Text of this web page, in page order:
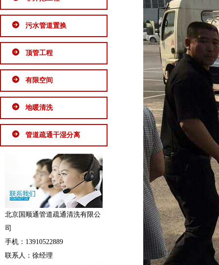
污水管道置换
顶管工程
有限空间
地暖清洗
管道疏通干湿分离
北京国顺通管道疏通清洗有限公
司
手机：13910522889
联系人：徐经理